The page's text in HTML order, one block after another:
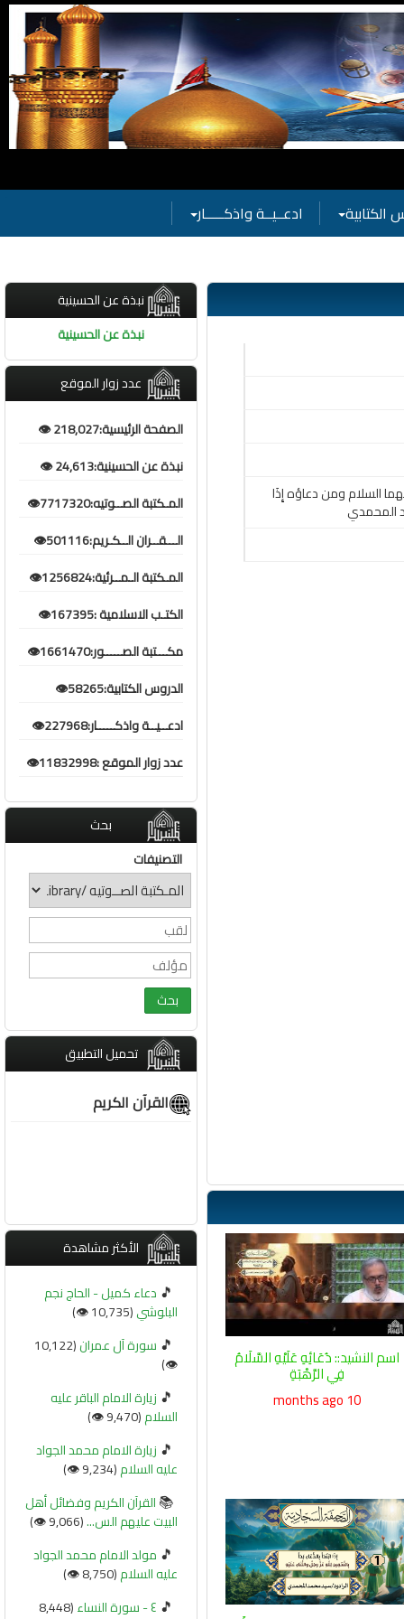
الكتابية ادعــيــة واذكـــــار
السلام ومن دعاؤه إِذَا
المحمدي
اسم النشيد:: دُعَائِهِ عَلَيْهِ السَّلَامُ
فِي الرَّهْبَةِ
10 months ago
نبذة عن الحسينية
نبذة عن الحسينية
عدد زوار الموقع
الصفحة الرئيسية:218,027 👁️
نبذة عن الحسينية:24,613 👁️
المـكتبة الصــوتيه:7717320👁️
الـــقــران الــكـريم:501116👁️
المـكتبة الـمــرئية:1256824👁️
الكتـب الاسلامية :167395👁️
مكـــتبة الصـــــور:1661470👁️
الدروس الكتابية:58265👁️
ادعــيــة واذكـــــار:227968👁️
عدد زوار الموقع :11832998👁️
بحث
التصنيفات
تحميل التطبيق
القرآن الكريم
الأكثر مشاهدة
🎵 دعاء كميل - الحاج نجم
البلوشي(10,735 👁️)
🎵 سورة آل عمران (10,122
👁️)
🎵 زيارة الامام الباقر عليه
السلام(9,470 👁️)
🎵 زيارة الامام محمد الجواد
عليه السلام(9,234 👁️)
📚القرآن الكريم وفضائل أهل
البيت عليهم الس...(9,066 👁️)
🎵 مولد الامام محمد الجواد
عليه السلام(8,750 👁️)
🎵 ٤ - سورة النساء
(8,448